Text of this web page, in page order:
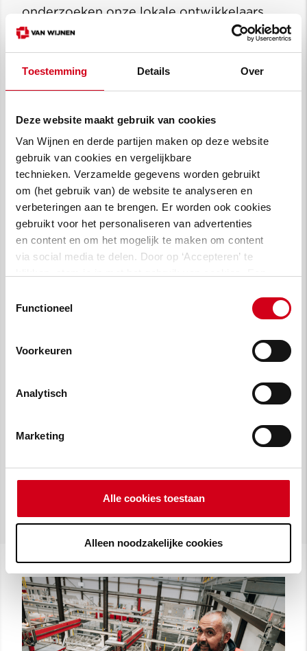
Toestemming Details Over
Deze website maakt gebruik van cookies
Van Wijnen en derde partijen maken op deze website
gebruik van cookies en vergelijkbare
technieken. Verzamelde gegevens worden gebruikt
om (het gebruik van) de website te analyseren en
verbeteringen aan te brengen. Er worden ook cookies
gebruikt voor het personaliseren van advertenties
en content en om het mogelijk te maken om content
via social media te delen. Door op ‘Accepteren’ te
vragen lees je in
Functioneel
Voorkeuren
Analytisch
Marketing
Alle cookies toestaan
Alleen noodzakelijke cookies
onderzoeken onze lokale ontwikkelaars
nieuwe grondposities voor
woningbouw; van oude
industrieterreinen tot agrarische
gronden. Met respect voor de historie en
in kaart. Met behulp van landelijke data
bieden we snel betrouwbare inzichten.
Heb jij een locatie en wil je samen kijken
naar de mogelijkheden voor
woningbouw? Vraag vrijblijvend een
Van Wijnen Wijkscanaan en ontvang
een waardebepaling.